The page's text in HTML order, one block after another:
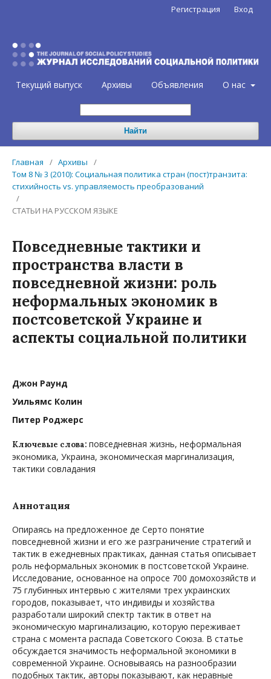
Текущий выпуск Архивы Объявления О нас
Найти
Регистрация Вход
Главная / Архивы
/
Том 8 № 3 (2010): Социальная политика стран (пост)транзита:
стихийность vs. управляемость преобразований
/
СТАТЬИ НА РУССКОМ ЯЗЫКЕ
Повседневные тактики и
пространства власти в
повседневной жизни: роль
неформальных экономик в
постсоветской Украине и
аспекты социальной политики
Джон Раунд
Уильямс Колин
Питер Роджерс
Ключевые слова: повседневная жизнь, неформальная
экономика, Украина, экономическая маргинализация,
тактики совладания
Аннотация
Опираясь на предложенное де Серто понятие
повседневной жизни и его же разграничение стратегий и
тактик в ежедневных практиках, данная статья описывает
роль неформальных экономик в постсоветской Украине.
Исследование, основанное на опросе 700 домохозяйств и
75 глубинных интервью с жителями трех украинских
городов, показывает, что индивиды и хозяйства
разработали широкий спектр тактик в ответ на
экономическую маргинализацию, которую переживает
страна с момента распада Советского Союза. В статье
обсуждается значимость неформальной экономики в
современной Украине. Основываясь на разнообразии
подобных тактик, авторы показывают, как неравные